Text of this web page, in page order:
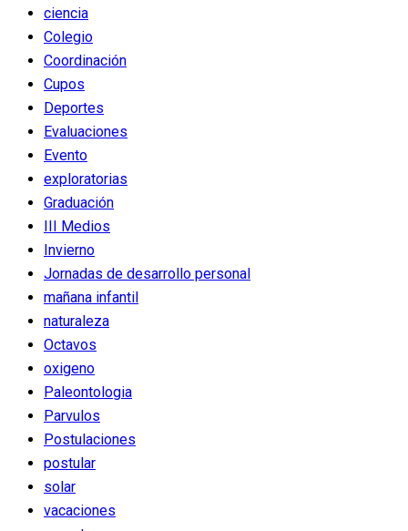
ciencia
Colegio
Coordinación
Cupos
Deportes
Evaluaciones
Evento
exploratorias
Graduación
III Medios
Invierno
Jornadas de desarrollo personal
mañana infantil
naturaleza
Octavos
oxigeno
Paleontologia
Parvulos
Postulaciones
postular
solar
vacaciones